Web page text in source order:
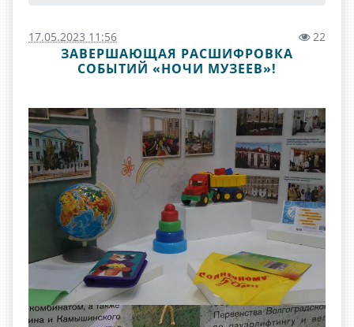
17.05.2023 11:56 22
ЗАВЕРШАЮЩАЯ РАСШИФРОВКА
СОБЫТИЙ «НОЧИ МУЗЕЕВ»!